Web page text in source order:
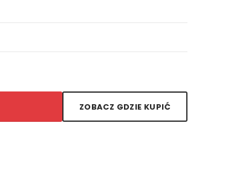
ZOBACZ GDZIE KUPIĆ